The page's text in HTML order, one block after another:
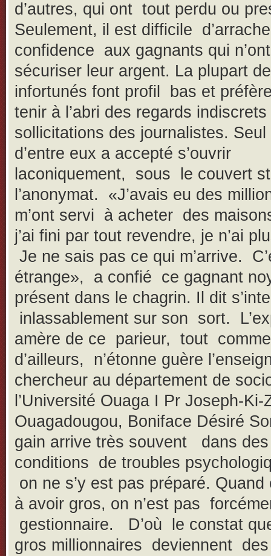
d’autres, qui ont tout perdu ou
Seulement, il est difficile
confidence aux gagnants qui
sécuriser leur argent. La plupart
infortunés font profil bas et
tenir à l’abri des regards
sollicitations des journalistes. Seul
d’entre eux a accepté s’ouvrir
laconiquement, sous le couvert
l’anonymat. «J’avais eu des
m’ont servi à acheter des
j’ai fini par tout revendre, je n’ai
Je ne sais pas ce qui m’arrive.
étrange», a confié ce gagnant
présent dans le chagrin. Il dit
inlassablement sur son sort.
amère de ce parieur, tout comme
d’ailleurs, n’étonne guère
chercheur au département de
l’Université Ouaga I Pr Joseph-Ki-
Ouagadougou, Boniface Désiré
gain arrive très souvent dans des
conditions de troubles
on ne s’y est pas préparé. Quand
à avoir gros, on n’est pas
gestionnaire. D’où le constat
gros millionnaires deviennent des